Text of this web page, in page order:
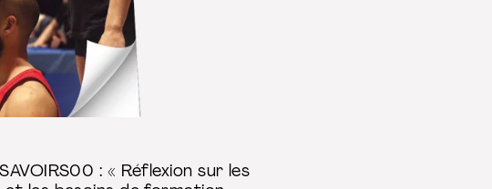
: « Réflexion sur les